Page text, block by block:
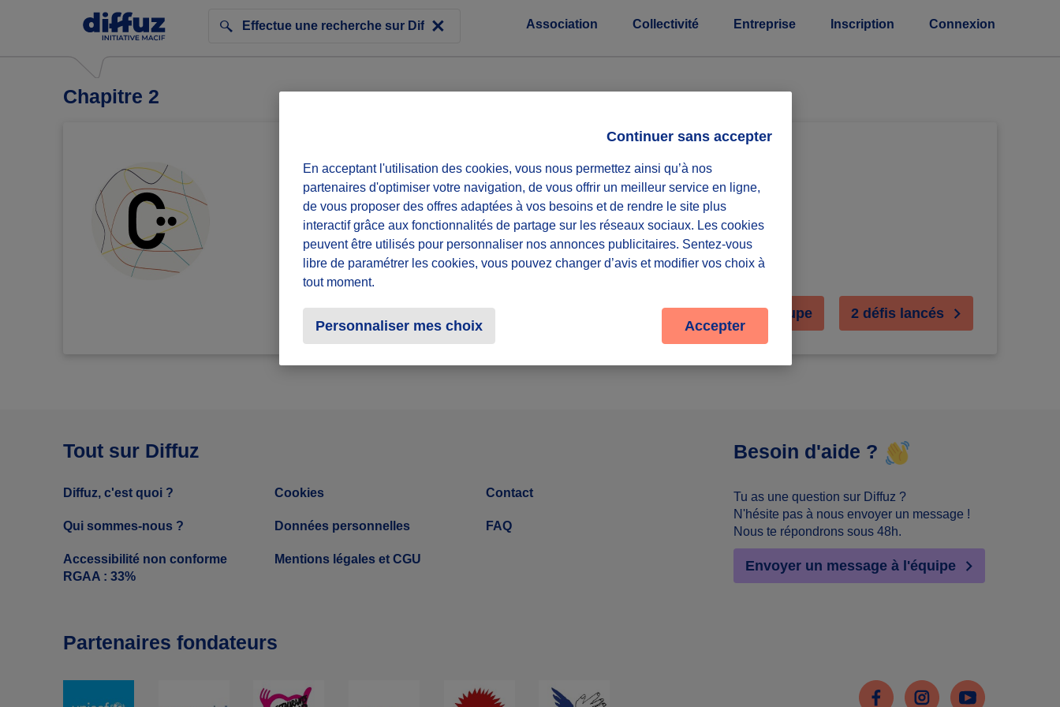
Association Collectivité Entreprise Inscription Connexion
Chapitre 2
Rejoindre le groupe 2 défis lancés
Tout sur Diffuz
Diffuz, c'est quoi ?
Qui sommes-nous ?
Accessibilité non conforme
RGAA : 33%
Cookies
Données personnelles
Mentions légales et CGU
Contact
FAQ
Besoin d'aide ?
Tu as une question sur Diffuz ?
N'hésite pas à nous envoyer un message !
Nous te répondrons sous 48h.
Envoyer un message à l'équipe
Partenaires fondateurs
FacebookInstagramYoutube
En acceptant l'utilisation des cookies, vous nous permettez ainsi qu’à nos
partenaires d'optimiser votre navigation, de vous offrir un meilleur service en ligne,
de vous proposer des offres adaptées à vos besoins et de rendre le site plus
interactif grâce aux fonctionnalités de partage sur les réseaux sociaux. Les cookies
peuvent être utilisés pour personnaliser nos annonces publicitaires. Sentez-vous
libre de paramétrer les cookies, vous pouvez changer d’avis et modifier vos choix à
tout moment.
Personnaliser mes choix
Continuer sans accepter
Accepter